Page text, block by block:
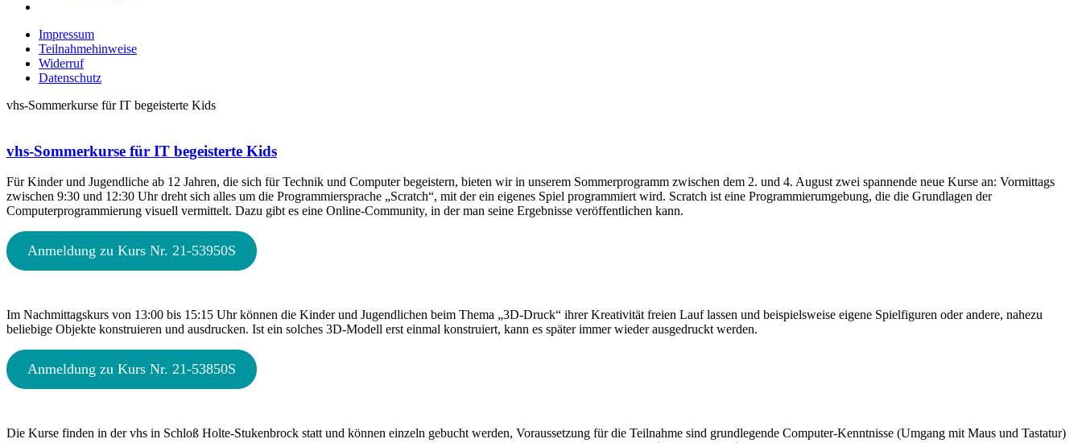
Impressum
Teilnahmehinweise
Widerruf
Datenschutz
vhs-Sommerkurse für IT begeisterte Kids
vhs-Sommerkurse für IT begeisterte Kids
Für Kinder und Jugendliche ab 12 Jahren, die sich für Technik und Computer begeistern, bieten wir in unserem Sommerprogramm zwischen dem 2. und 4. August zwei spannende neue Kurse an: Vormittags
zwischen 9:30 und 12:30 Uhr dreht sich alles um die Programmiersprache „Scratch“, mit der ein eigenes Spiel programmiert wird. Scratch ist eine Programmierumgebung, die die Grundlagen der
Computerprogrammierung visuell vermittelt. Dazu gibt es eine Online-Community, in der man seine Ergebnisse veröffentlichen kann.
Anmeldung zu Kurs Nr. 21-53950S
Im Nachmittagskurs von 13:00 bis 15:15 Uhr können die Kinder und Jugendlichen beim Thema „3D-Druck“ ihrer Kreativität freien Lauf lassen und beispielsweise eigene Spielfiguren oder andere, nahezu
beliebige Objekte konstruieren und ausdrucken. Ist ein solches 3D-Modell erst einmal konstruiert, kann es später immer wieder ausgedruckt werden.
Anmeldung zu Kurs Nr. 21-53850S
Die Kurse finden in der vhs in Schloß Holte-Stukenbrock statt und können einzeln gebucht werden, Voraussetzung für die Teilnahme sind grundlegende Computer-Kenntnisse (Umgang mit Maus und Tastatur)